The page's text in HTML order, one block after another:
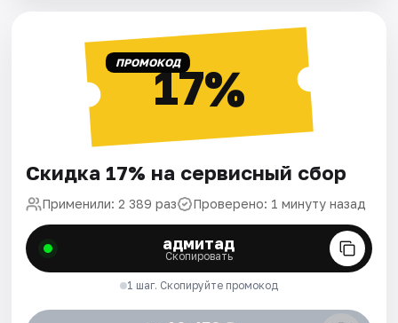
ПРОМОКОД17%
Скидка 17% на сервисный сбор
Применили: 2 389 раз Проверено: 1 минуту назад
адмитад
Скопировать
1 шаг. Скопируйте промокод